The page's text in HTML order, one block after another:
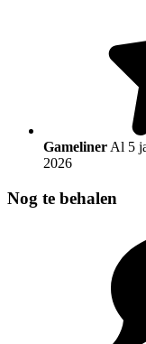
Gameliner Al 5
2026
Nog te behalen